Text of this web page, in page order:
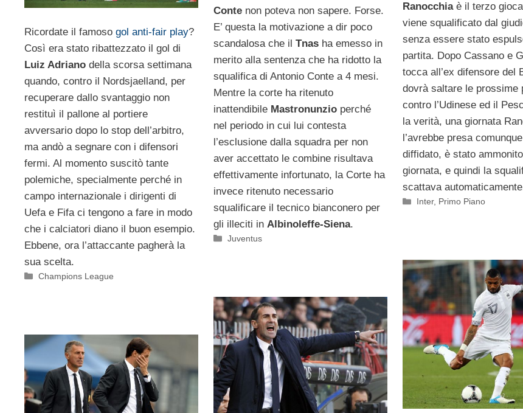
Ranocchiaè il terzo
viene squalificato dal
senza essere stato
partita. Dopo Cassano e
tocca all’ex difensore del
dovrà saltare le prossime
contro l’Udinese ed il
la verità, una giornata
l’avrebbe presa
diffidato, è stato
giornata, e quindi la
scattava
Categorie
Inter, Primo Piano
Ricordate il famoso gol anti-fair play?
Così era stato ribattezzato il gol di
Luiz Adriano della scorsa settimana
quando, contro il Nordsjaelland, per
recuperare dallo svantaggio non
restituì il pallone al portiere
avversario dopo lo stop dell’arbitro,
ma andò a segnare con i difensori
fermi. Al momento suscitò tante
polemiche, specialmente perché in
campo internazionale i dirigenti di
Uefa e Fifa ci tengono a fare in modo
che i calciatori diano il buon esempio.
Ebbene, ora l’attaccante pagherà la
sua scelta.
Categorie
Champions League
Contenon poteva non sapere. Forse.
E’ questa la motivazione a dir poco
scandalosa che il Tnasha emesso in
merito alla sentenza che ha ridotto la
squalifica di Antonio Conte a 4 mesi.
Mentre la corte ha ritenuto
inattendibile Mastronunzioperché
nel periodo in cui lui contesta
l’esclusione dalla squadra per non
aver accettato le combine risultava
effettivamente infortunato, la Corte ha
invece ritenuto necessario
squalificare il tecnico bianconero per
gli illeciti in Albinoleffe-Siena.
Categorie
Juventus